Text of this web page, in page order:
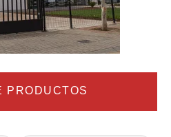
PRODUCTOS